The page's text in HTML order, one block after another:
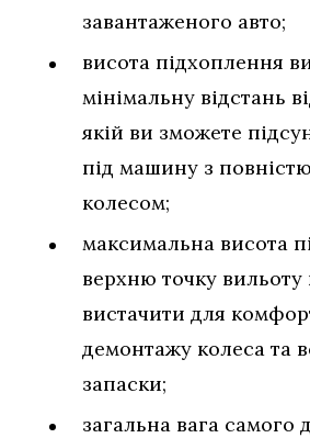
завантаженого авто;
висота підхоплення
мінімальну відстань
якій ви зможете
під машину з
колесом;
максимальна висота
верхню точку вильоту
вистачити для
демонтажу колеса та
запаски;
загальна вага самого